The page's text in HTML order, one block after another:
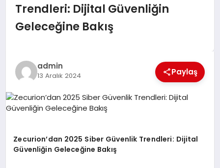
MAGAZIN
EKONOMI
EĞITIM
Trendleri: Dijital Güvenliğin
Geleceğine Bakış
admin
13 Aralık 2024 Paylaş
Zecurion’dan 2025 Siber Güvenlik Trendleri: Dijital
Güvenliğin Geleceğine Bakış